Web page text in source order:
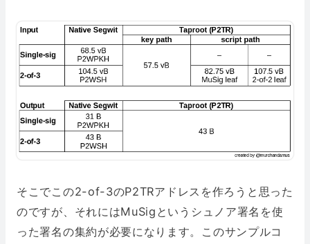
そこでこの2-of-3のP2TRアドレスを作ろうと思った
のですが、それにはMuSigというシュノア署名を使
った署名の集約が必要になります。このサンプルコ